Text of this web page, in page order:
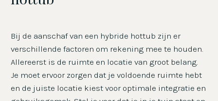
Bij de aanschaf van een hybride hottub zijn er
verschillende factoren om rekening mee te houden.
Allereerst is de ruimte en locatie van groot belang.
Je moet ervoor zorgen dat je voldoende ruimte hebt
en de juiste locatie kiest voor optimale integratie en